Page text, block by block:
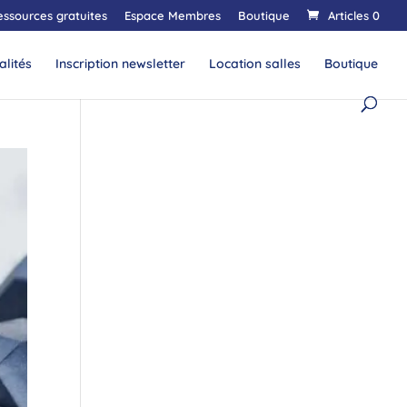
gratuites Espace Membres Boutique Articles 0
Inscription newsletter Location salles Boutique